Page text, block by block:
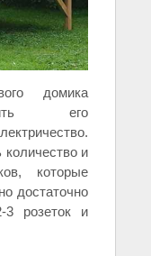
домика
его
и
которые
достаточно
3 розеток и